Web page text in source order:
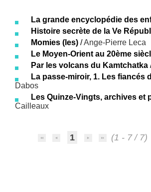
La grande encyclopédie des
Histoire secrète de la Ve
Momies (les) /Ange-Pierre Leca
Le Moyen-Orient au 20ème
Par les volcans du Kamtchatka
La passe-miroir, 1. Les fiancés
Dabos
Les Quinze-Vingts, archives et
Cailleaux
1 (1 - 7 / 7)